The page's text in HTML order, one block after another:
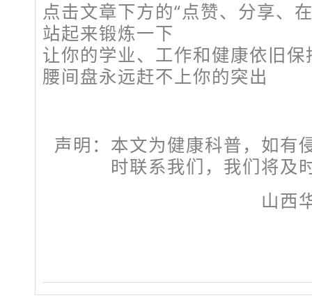
点击文章下方的“点赞、分享、
站起来锻炼一下
让你的学业、工作和健康依旧保
腰间盘永远赶不上你的突出
声明：本文为健康科普，如有
时联系我们，我们将及
山西